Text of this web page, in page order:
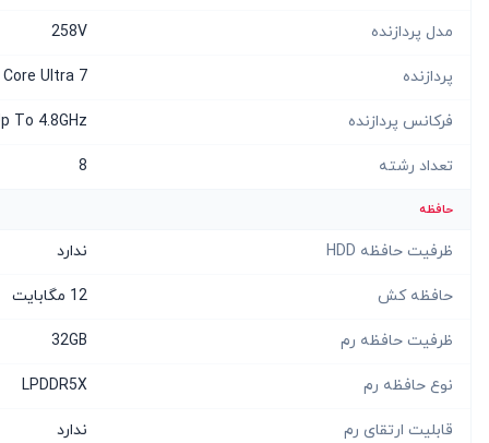
مدل پردازنده 258V
پردازنده Core Ultra 7
فرکانس پردازنده To 4.8GHz
تعداد رشته 8
حافظه
ظرفیت حافظه HDD ندارد
حافظه کش 12 مگابایت
ظرفیت حافظه رم 32GB
نوع حافظه رم LPDDR5X
قابلیت ارتقای رم ندارد